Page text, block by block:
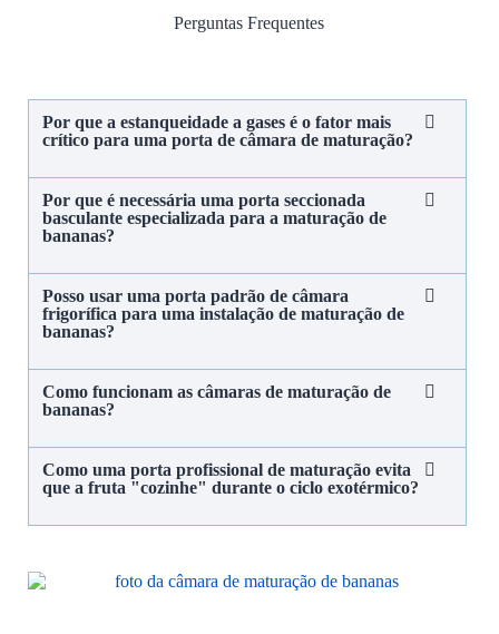
Perguntas Frequentes
Por que a estanqueidade a gases é o fator mais
crítico para uma porta de câmara de maturação?
Por que é necessária uma porta seccionada
basculante especializada para a maturação de
bananas?
Posso usar uma porta padrão de câmara
frigorífica para uma instalação de maturação de
bananas?
Como funcionam as câmaras de maturação de
bananas?
Como uma porta profissional de maturação evita
que a fruta "cozinhe" durante o ciclo exotérmico?